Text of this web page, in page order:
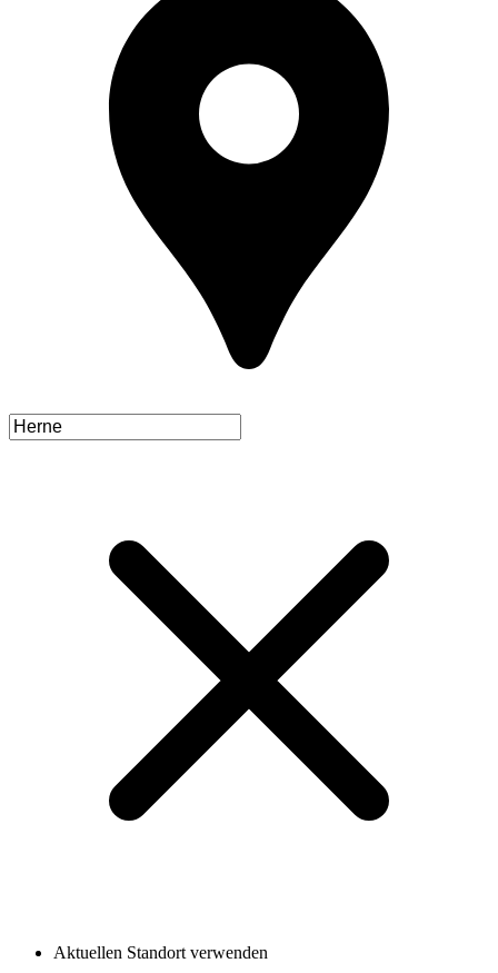
Aktuellen Standort verwenden